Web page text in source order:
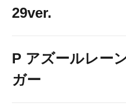
29ver.
P アズールレー
ガー